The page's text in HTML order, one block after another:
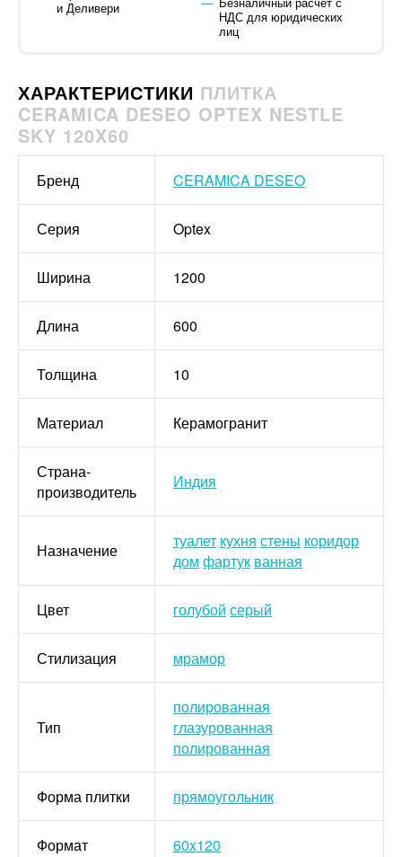
и Деливери
НДС для юридических
лиц
ХАРАКТЕРИСТИКИ ПЛИТКА
CERAMICA DESEO OPTEX NESTLE
SKY 120X60
Бренд CERAMICA DESEO
Серия Optex
Ширина 1200
Длина 600
Толщина 10
Материал Керамогранит
Страна-
производитель
Индия
Назначение туалет кухня стены коридор
дом фартук ванная
Цвет голубой серый
Стилизация мрамор
Тип
полированная
глазурованная
полированная
Форма плитки прямоугольник
Формат 60x120